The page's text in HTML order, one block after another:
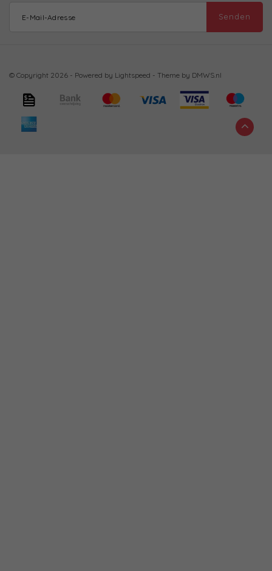
Senden
© Copyright 2026 - Powered by Lightspeed - Theme by DMWS.nl